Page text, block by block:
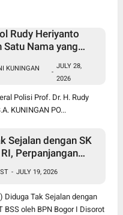
Rudy Heriyanto
Satu Nama yang
KUNINGAN
-
JULY 28,
2026
Polisi Prof. Dr. H. Rudy
KUNINGAN PO...
Sejalan dengan SK
Perpanjangan
- JULY 19, 2026
Diduga Tak Sejalan dengan
BSS oleh BPN Bogor I Disorot